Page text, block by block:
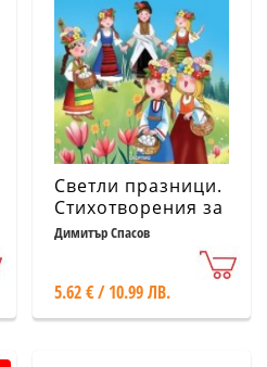
Светли празници.
Стихотворения за
деца за любими
Димитър Спасов
5.62 € / 10.99 ЛВ.